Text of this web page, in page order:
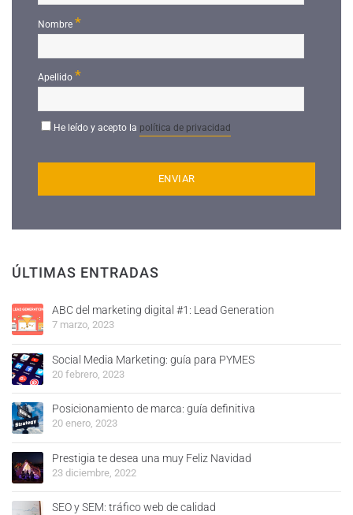
Nombre*
Apellido *
He leído y acepto la política de privacidad
ÚLTIMAS ENTRADAS
ABC del marketing digital #1: Lead Generation
7 marzo, 2023
Social Media Marketing: guía para PYMES
20 febrero, 2023
Posicionamiento de marca: guía definitiva
20 enero, 2023
Prestigia te desea una muy Feliz Navidad
23 diciembre, 2022
SEO y SEM: tráfico web de calidad